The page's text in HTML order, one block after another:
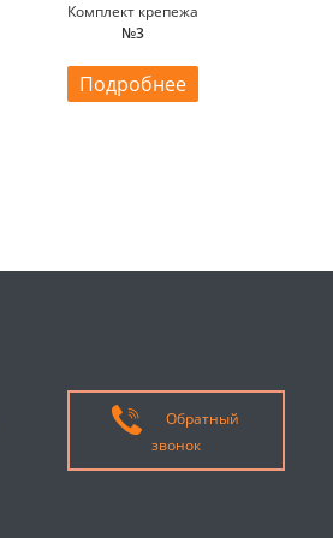
Комплект крепежа
№3
Подробнее
Обратный
звонок